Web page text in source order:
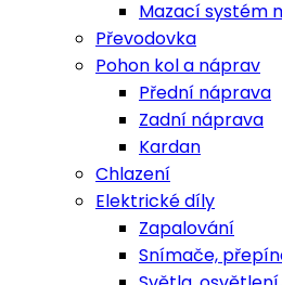
Mazací systém
Převodovka
Pohon kol a náprav
Přední náprava
Zadní náprava
Kardan
Chlazení
Elektrické díly
Zapalování
Snímače,